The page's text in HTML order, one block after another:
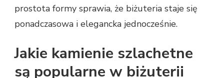
prostota formy sprawia, że biżuteria staje się
ponadczasowa i elegancka jednocześnie.
Jakie kamienie szlachetne
są popularne w biżuterii